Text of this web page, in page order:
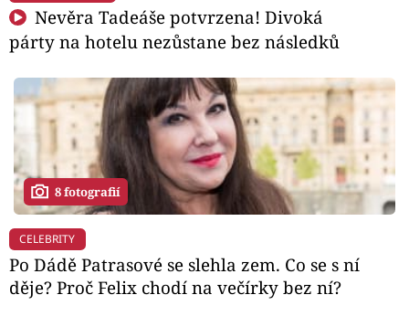
Nevěra Tadeáše potvrzena! Divoká
párty na hotelu nezůstane bez následků
8 fotografií
CELEBRITY
Po Dádě Patrasové se slehla zem. Co se s ní
děje? Proč Felix chodí na večírky bez ní?